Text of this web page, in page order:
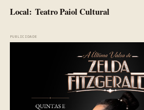
Local: Teatro Paiol Cultural
PUBLICIDADE